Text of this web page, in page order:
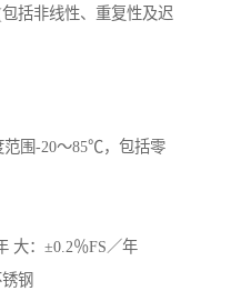
括非线性、重复性及迟
围-20～85℃，包括零
：±0.2％FS／年
钢